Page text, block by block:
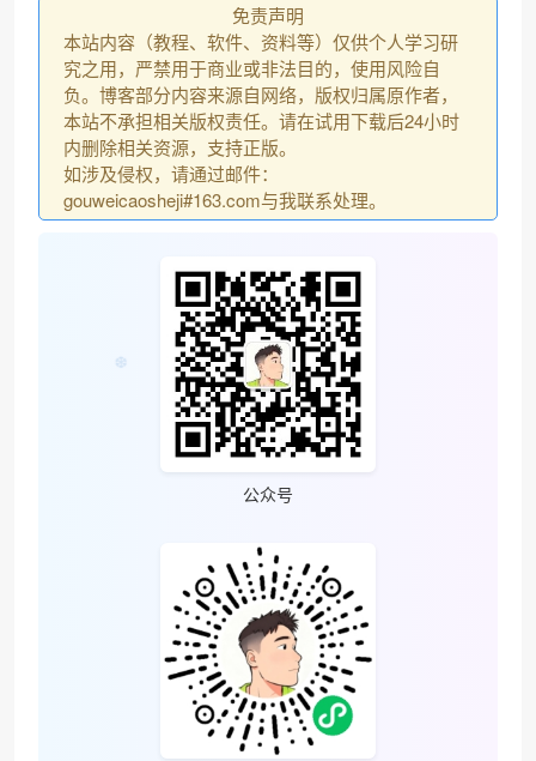
免责声明
本站内容（教程、软件、资料等）仅供个人学习研
究之用，严禁用于商业或非法目的，使用风险自
负。博客部分内容来源自网络，版权归属原作者，
本站不承担相关版权责任。请在试用下载后24小时
内删除相关资源，支持正版。
如涉及侵权，请通过邮件：
gouweicaosheji#163.com与我联系处理。
公众号